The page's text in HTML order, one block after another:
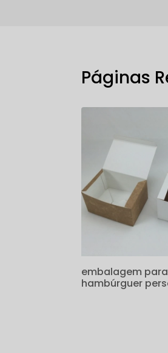
Páginas
embalagem para
hambúrguer